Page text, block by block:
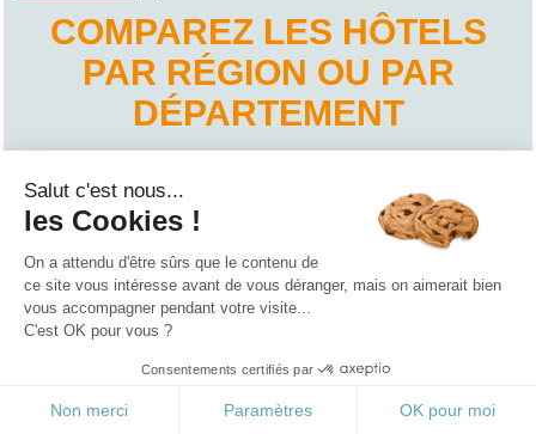
COMPAREZ LES HÔTELS
PAR RÉGION OU PAR
DÉPARTEMENT
Hôtel Carinthie
Hôtel Haute-Autriche
Hôtel Salzbourg
Hôtel Tyrol
Qui sommes nous ? |Contactez-nous
0.196
Salut c'est nous...
les Cookies !
On a attendu d'être sûrs que le contenu de
ce site vous intéresse avant de vous déranger, mais on aimerait bien
vous accompagner pendant votre visite...
C'est OK pour vous ?
Consentements certifiés par
Non merci Paramètres OK pour moi